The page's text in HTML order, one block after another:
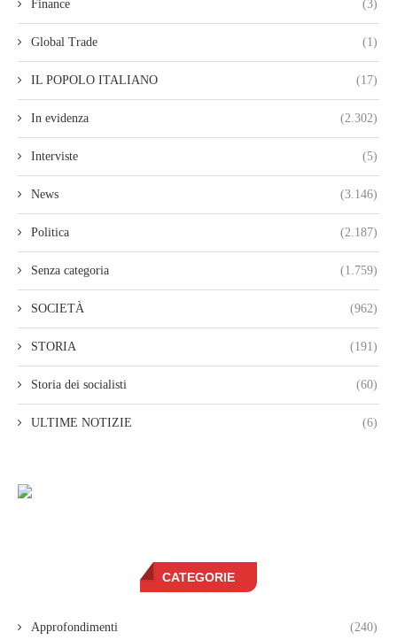
Finance (3)
Global Trade (1)
IL POPOLO ITALIANO (17)
In evidenza (2.302)
Interviste (5)
News (3.146)
Politica (2.187)
Senza categoria (1.759)
SOCIETÀ (962)
STORIA (191)
Storia dei socialisti (60)
ULTIME NOTIZIE (6)
CATEGORIE
Approfondimenti (240)